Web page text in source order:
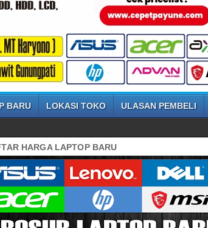
BARU LOKASI TOKO ULASAN PEMBELI
HARGA LAPTOP BARU